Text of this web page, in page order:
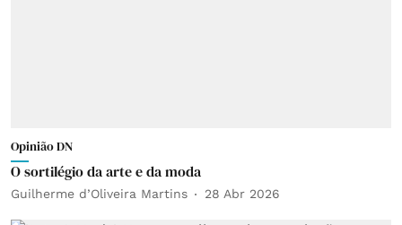
Opinião DN
O sortilégio da arte e da moda
Guilherme d’Oliveira Martins 28 Abr 2026